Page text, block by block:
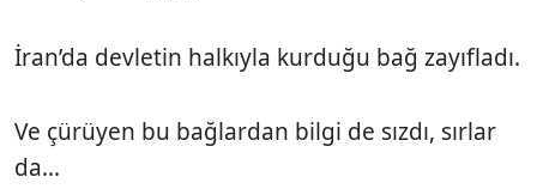
İran’da devletin halkıyla kurduğu bağ zayıfladı.
Ve çürüyen bu bağlardan bilgi de sızdı, sırlar
da...